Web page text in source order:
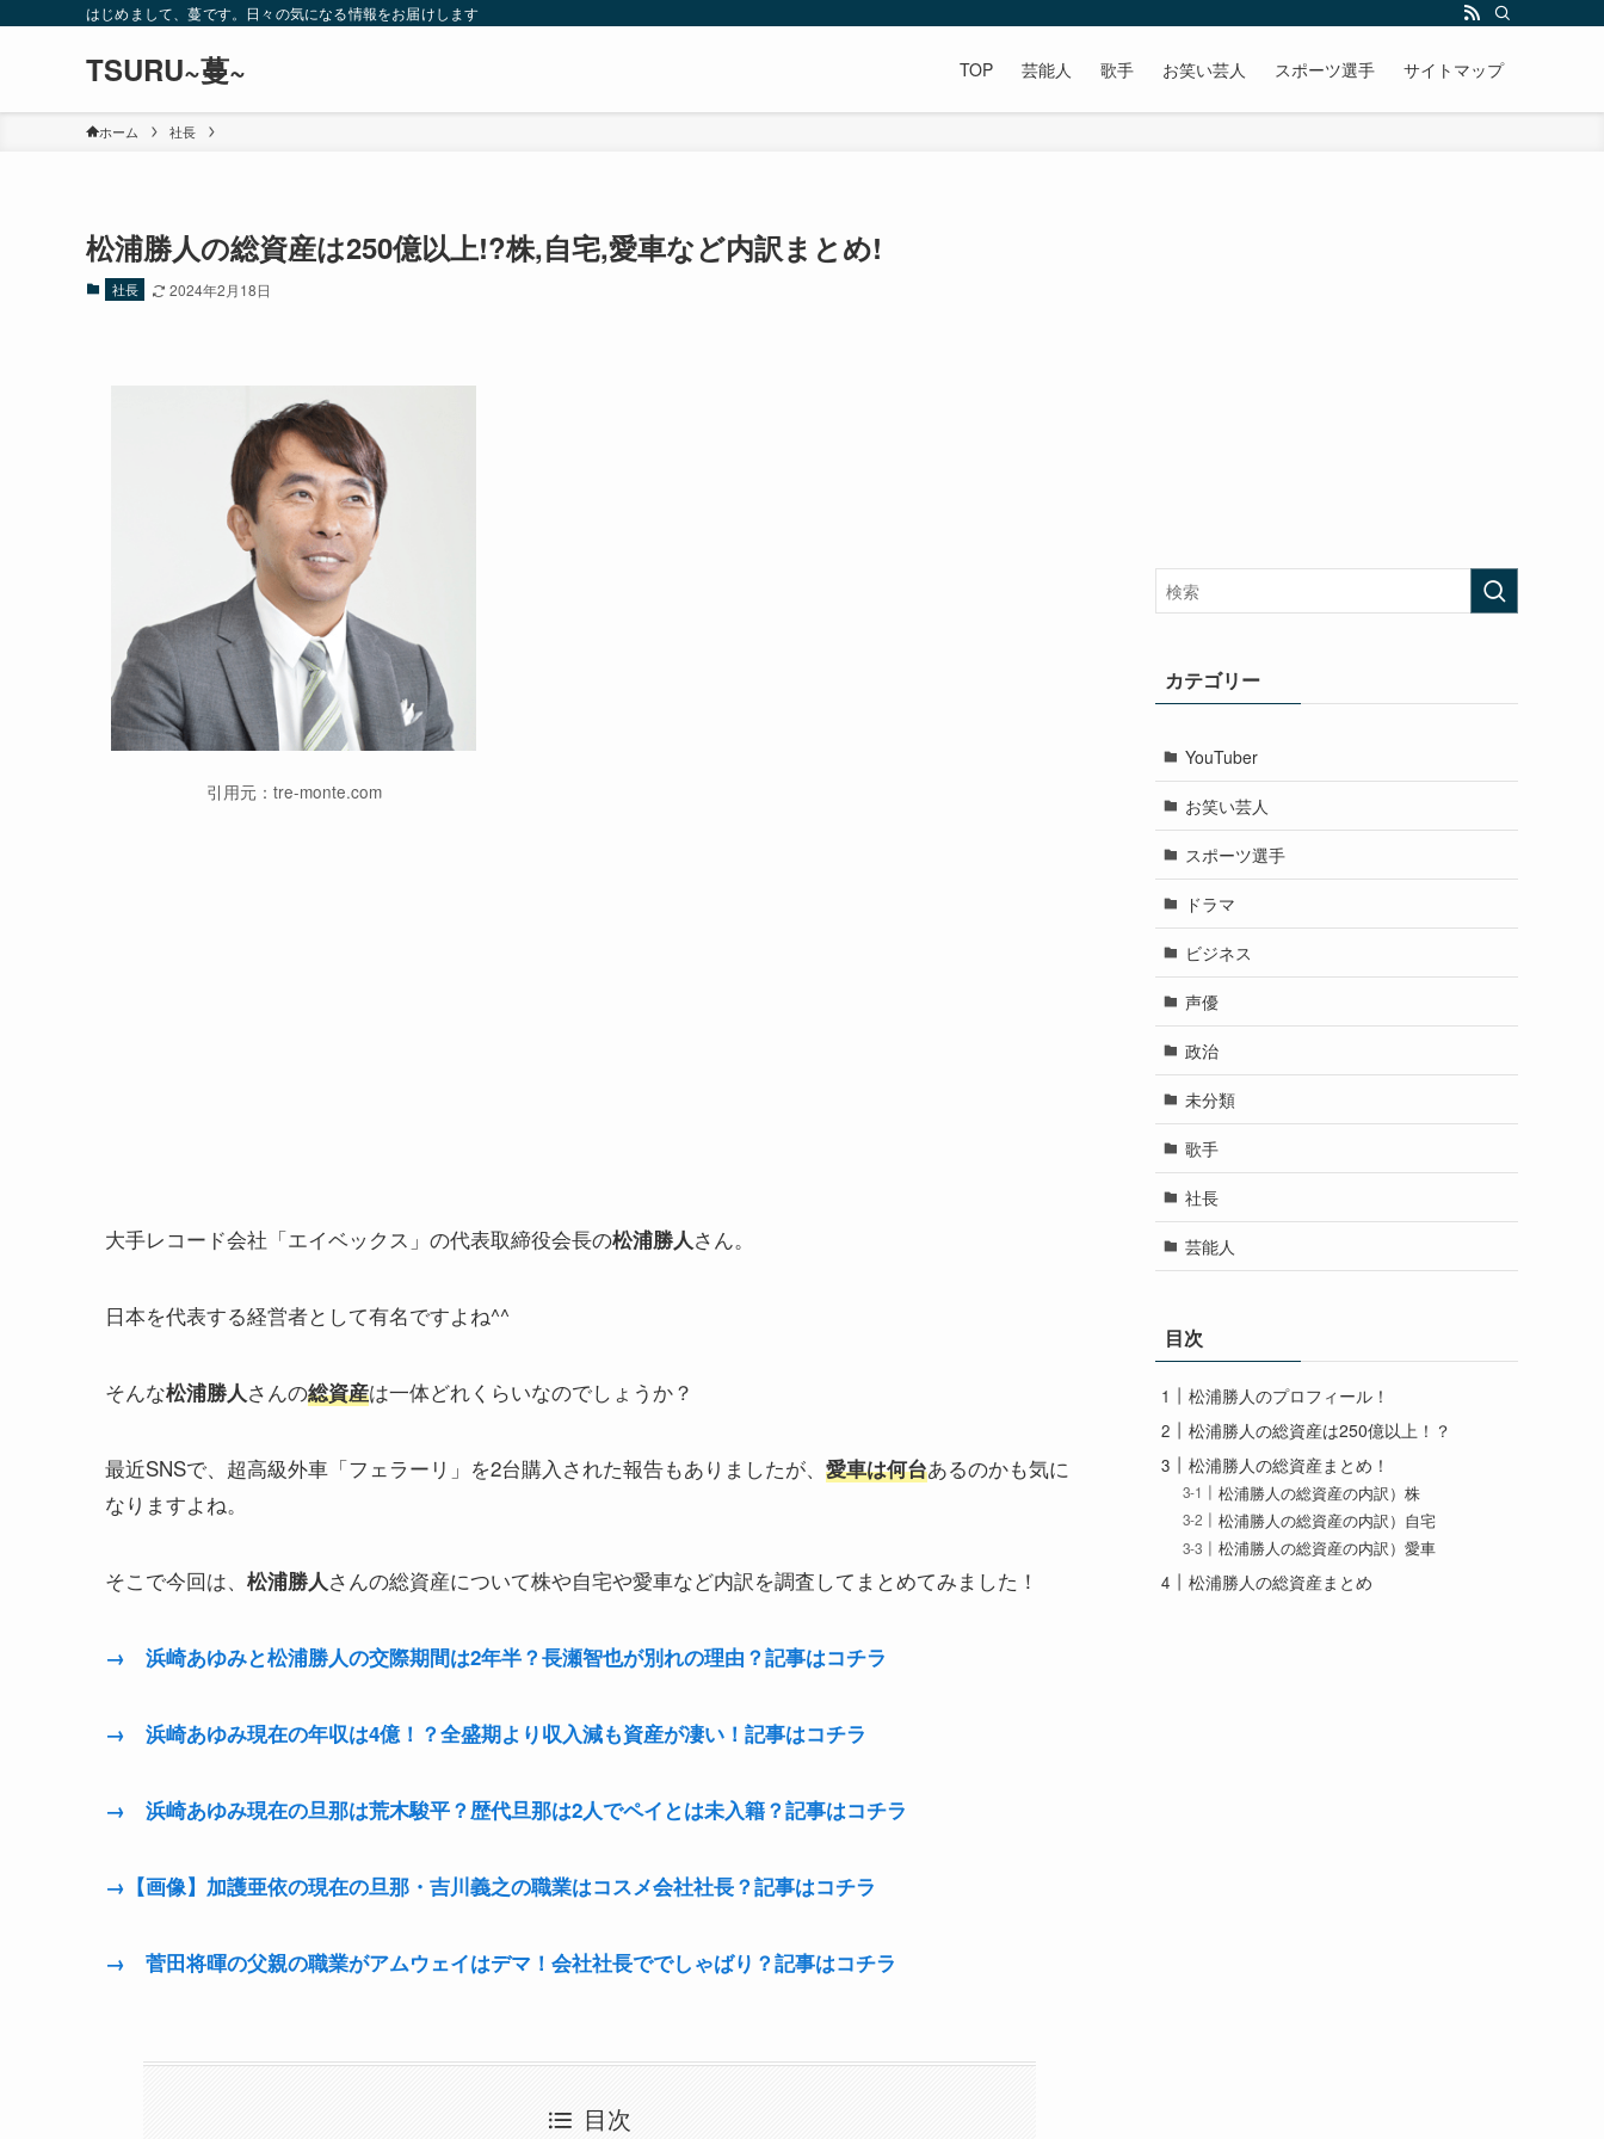
はじめまして、蔓です。日々の気になる情報をお届けします
TSURU~蔓~ TOP 芸能人 歌手 お笑い芸人 スポーツ選手 サイトマップ
ホーム 社長
松浦勝人の総資産は250億以上!?株,自宅,愛車など内訳まとめ!
社長 2024年2月18日
引用元：tre-monte.com
大手レコード会社「エイベックス」の代表取締役会長の松浦勝人さん。
日本を代表する経営者として有名ですよね^^
そんな松浦勝人さんの総資産は一体どれくらいなのでしょうか？
最近SNSで、超高級外車「フェラーリ」を2台購入された報告もありましたが、 愛車は何台あるのかも気に
なりますよね。
そこで今回は、 松浦勝人さんの総資産について株や自宅や愛車など内訳を調査してまとめてみました！
→ 浜崎あゆみと松浦勝人の交際期間は2年半？長瀬智也が別れの理由？記事はコチラ
→ 浜崎あゆみ現在の年収は4億！？全盛期より収入減も資産が凄い！記事はコチラ
→ 浜崎あゆみ現在の旦那は荒木駿平？歴代旦那は2人でペイとは未入籍？記事はコチラ
→【画像】加護亜依の現在の旦那・吉川義之の職業はコスメ会社社長？記事はコチラ
→ 菅田将暉の父親の職業がアムウェイはデマ！会社社長ででしゃばり？記事はコチラ
目次
カテゴリー
YouTuber
お笑い芸人
スポーツ選手
ドラマ
ビジネス
声優
政治
未分類
歌手
社長
芸能人
目次
松浦勝人のプロフィール！
松浦勝人の総資産は250億以上！？
松浦勝人の総資産まとめ！
松浦勝人の総資産の内訳）株
松浦勝人の総資産の内訳）自宅
松浦勝人の総資産の内訳）愛車
松浦勝人の総資産まとめ